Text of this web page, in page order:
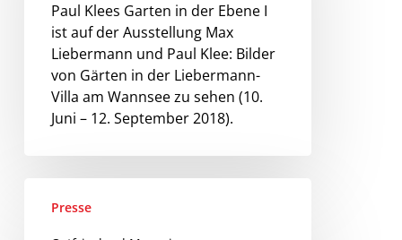
Paul Klees Garten in der Ebene I
ist auf der Ausstellung Max
Liebermann und Paul Klee: Bilder
von Gärten in der Liebermann-
Villa am Wannsee zu sehen (10.
Juni – 12. September 2018).
Presse